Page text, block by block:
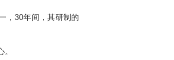
，30年间，其研制的